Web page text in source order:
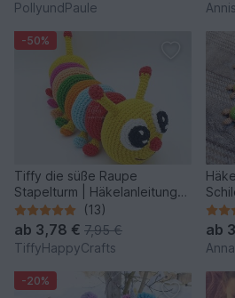
PollyundPaule
-50%
Tiffy die süße Raupe
Stapelturm | Häkelanleitung
PDF
(13)
ab 3,78 € 7,95 €
TiffyHappyCrafts
ab
-20%